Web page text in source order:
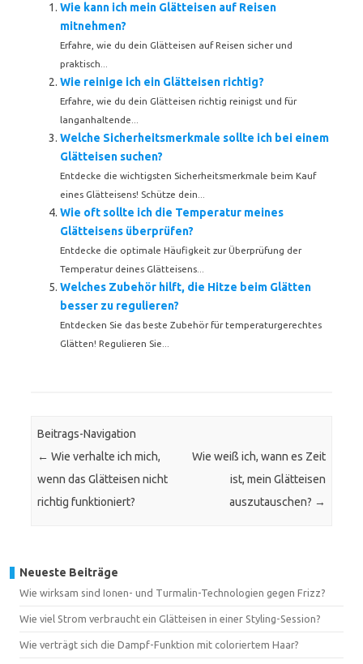
Wie kann ich mein Glätteisen auf Reisen
mitnehmen?
Erfahre, wie du dein Glätteisen auf Reisen sicher und
praktisch...
Wie reinige ich ein Glätteisen richtig?
Erfahre, wie du dein Glätteisen richtig reinigst und für
langanhaltende...
Welche Sicherheitsmerkmale sollte ich bei einem
Glätteisen suchen?
Entdecke die wichtigsten Sicherheitsmerkmale beim Kauf
eines Glätteisens! Schütze dein...
Wie oft sollte ich die Temperatur meines
Glätteisens überprüfen?
Entdecke die optimale Häufigkeit zur Überprüfung der
Temperatur deines Glätteisens...
Welches Zubehör hilft, die Hitze beim Glätten
besser zu regulieren?
Entdecken Sie das beste Zubehör für temperaturgerechtes
Glätten! Regulieren Sie...
Beitrags-Navigation
← Wie verhalte ich mich,
wenn das Glätteisen nicht
richtig funktioniert?
Wie weiß ich, wann es Zeit
ist, mein Glätteisen
auszutauschen? →
Neueste Beiträge
Wie wirksam sind Ionen- und Turmalin-Technologien gegen Frizz?
Wie viel Strom verbraucht ein Glätteisen in einer Styling-Session?
Wie verträgt sich die Dampf-Funktion mit coloriertem Haar?